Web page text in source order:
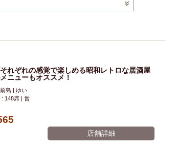
座敷席 記念日 泡盛
喫煙可
に人気 大部屋30名
カウンター
ー テレビ 飲み会
掘りごたつ
スイーツ
マトン・ラム肉
洋食
れぞれの感覚で楽しめる昭和レトロな居酒屋
ニューもオススメ！
島 | ゆい
: 148席 | 営
店舗詳細